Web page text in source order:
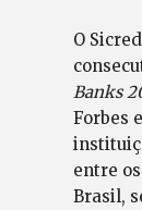
O
Banks
Forbes
entre
Brasil,